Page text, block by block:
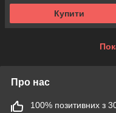
Купити
Про нас
100% позитивних з